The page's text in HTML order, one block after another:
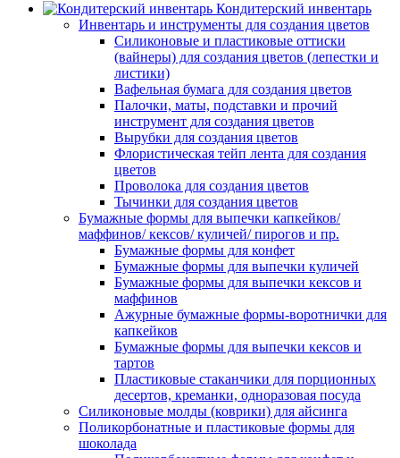
Кондитерский инвентарь
Инвентарь и инструменты для создания цветов
Силиконовые и пластиковые оттиски
(вайнеры) для создания цветов (лепестки и
листики)
Вафельная бумага для создания цветов
Палочки, маты, подставки и прочий
инструмент для создания цветов
Вырубки для создания цветов
Флористическая тейп лента для создания
цветов
Проволока для создания цветов
Тычинки для создания цветов
Бумажные формы для выпечки капкейков/
маффинов/ кексов/ куличей/ пирогов и пр.
Бумажные формы для конфет
Бумажные формы для выпечки куличей
Бумажные формы для выпечки кексов и
маффинов
Ажурные бумажные формы-воротнички для
капкейков
Бумажные формы для выпечки кексов и
тартов
Пластиковые стаканчики для порционных
десертов, креманки, одноразовая посуда
Силиконовые молды (коврики) для айсинга
Поликорбонатные и пластиковые формы для
шоколада